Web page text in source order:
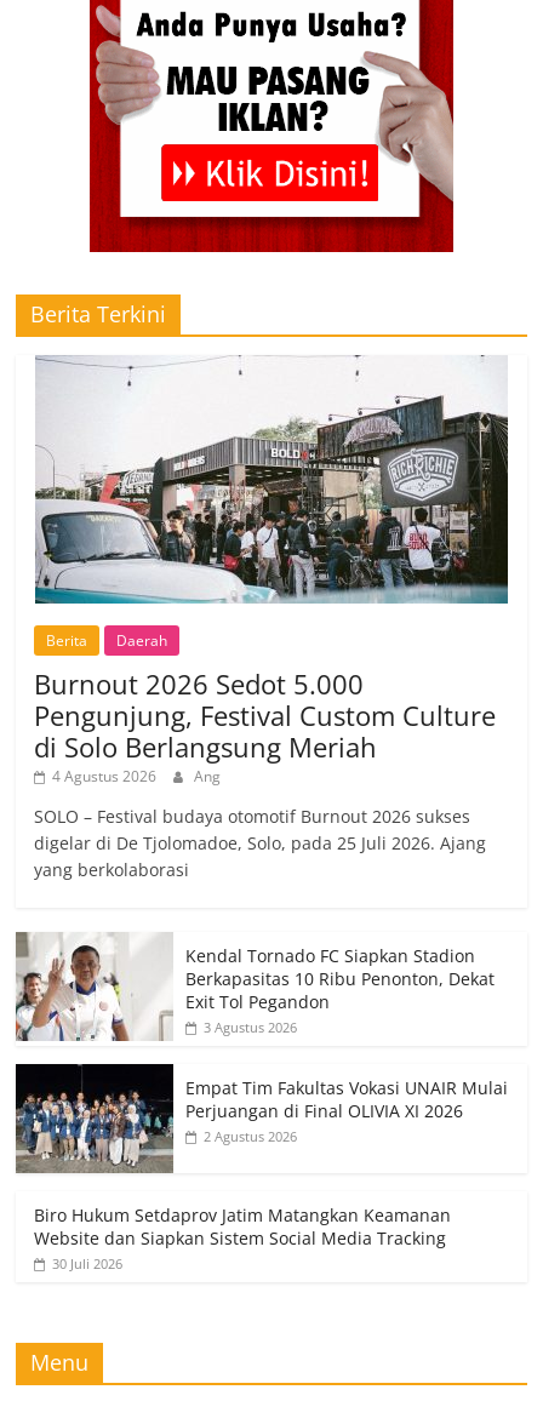
Berita Terkini
Berita Daerah
Burnout 2026 Sedot 5.000
Pengunjung, Festival Custom Culture
di Solo Berlangsung Meriah
4 Agustus 2026 Ang
SOLO – Festival budaya otomotif Burnout 2026 sukses
digelar di De Tjolomadoe, Solo, pada 25 Juli 2026. Ajang
yang berkolaborasi
Kendal Tornado FC Siapkan Stadion
Berkapasitas 10 Ribu Penonton, Dekat
Exit Tol Pegandon
3 Agustus 2026
Empat Tim Fakultas Vokasi UNAIR Mulai
Perjuangan di Final OLIVIA XI 2026
2 Agustus 2026
Biro Hukum Setdaprov Jatim Matangkan Keamanan
Website dan Siapkan Sistem Social Media Tracking
30 Juli 2026
Menu